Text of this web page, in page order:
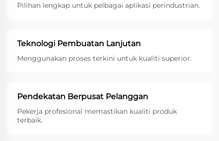
Pilihan lengkap untuk pelbagai aplikasi perindustrian.
Teknologi Pembuatan Lanjutan
Menggunakan proses terkini untuk kualiti superior.
Pendekatan Berpusat Pelanggan
Pekerja profesional memastikan kualiti produk
terbaik.